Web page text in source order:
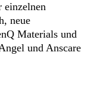
einzelnen
neue
Materials und
und Anscare